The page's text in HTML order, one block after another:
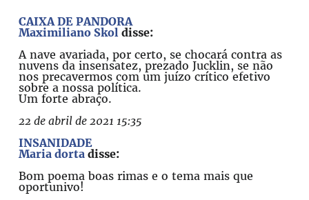
COMUNIDADE
CAIXA DE PANDORA
Maximiliano Skol disse:
A nave avariada, por certo, se chocará contra as
nuvens da insensatez, prezado Jucklin, se não
nos precavermos com um juízo crítico efetivo
sobre a nossa política.
Um forte abraço.
22 de abril de 2021 15:35
INSANIDADE
Maria dorta disse:
Bom poema boas rimas e o tema mais que
oportunivo!